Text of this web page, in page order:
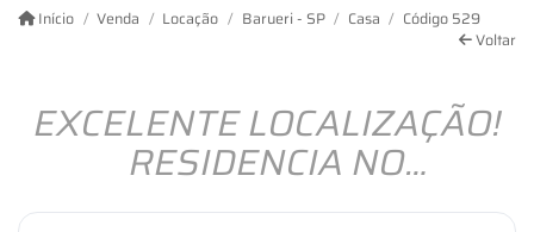
Início Venda Locação Barueri - SP Casa
Código 529
Voltar
EXCELENTE LOCALIZAÇÃO!
RESIDENCIA NO
ALPHAVILLE